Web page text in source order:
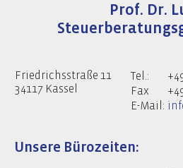
Prof. Dr.
Friedrichsstraße 11
34117 Kassel
Tel.:
Fax
E-Mail:
Unsere Bürozeiten: